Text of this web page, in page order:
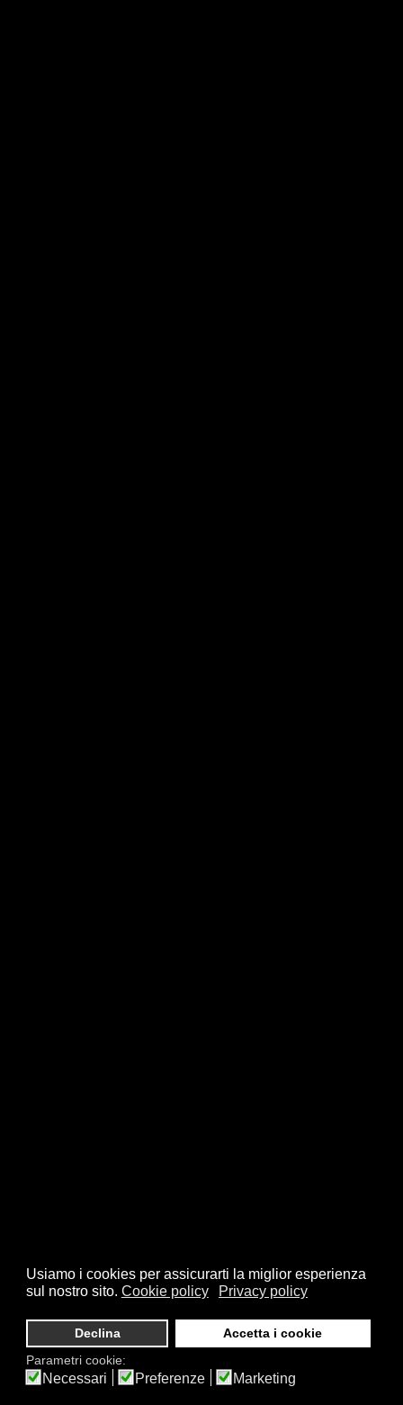
Usiamo i cookies per assicurarti la miglior esperienza
sul nostro sito. Cookie policy Privacy policy
Declina
Accetta i cookie
Parametri cookie:
Necessari Preferenze Marketing